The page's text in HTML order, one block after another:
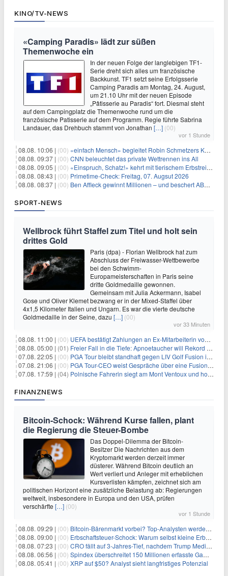
KINO/TV-NEWS
«Camping Paradis» lädt zur süßen
Themenwoche ein
In der neuen Folge der langlebigen TF1-
Serie dreht sich alles um französische
Backkunst. TF1 setzt seine Erfolgsserie
Camping Paradis am Montag, 24. August,
um 21.10 Uhr mit der neuen Episode
„Pâtisserie au Paradis“ fort. Diesmal steht
auf dem Campingplatz die Themenwoche rund um die
französische Patisserie auf dem Programm. Regie führte Sabrina
Landauer, das Drehbuch stammt von Jonathan […] (00)
vor 1 Stunde
08.08. 10:06 | (00) «einfach Mensch» begleitet Robin Schmetzers Kampf gegen eine seltene Krankheit
08.08. 09:37 | (00) CNN beleuchtet das private Wettrennen ins All
08.08. 09:05 | (00) «Einspruch, Schatz!» kehrt mit tierischem Erbstreit zurück
08.08. 08:43 | (00) Primetime-Check: Freitag, 07. Augsut 2026
08.08. 08:37 | (00) Ben Affleck gewinnt Millionen – und beschert ABC Top-Quoten
SPORT-NEWS
Wellbrock führt Staffel zum Titel und holt sein
drittes Gold
Paris (dpa) - Florian Wellbrock hat zum
Abschluss der Freiwasser-Wettbewerbe
bei den Schwimm-
Europameisterschaften in Paris seine
dritte Goldmedaille gewonnen.
Gemeinsam mit Julia Ackermann, Isabel
Gose und Oliver Klemet bezwang er in der Mixed-Staffel über
4x1,5 Kilometer Italien und Ungarn. Es war die vierte deutsche
Goldmedaille in der Seine, dazu […] (00)
vor 33 Minuten
08.08. 11:00 | (00) UEFA bestätigt Zahlungen an Ex-Mitarbeiterin von Infantino
08.08. 05:00 | (01) Freier Fall in die Tiefe: Apnoetaucher will Rekord brechen
07.08. 22:05 | (00) PGA Tour bleibt standhaft gegen LIV Golf Fusion in einem sich wandelnden Sportumfeld
07.08. 21:06 | (00) PGA Tour-CEO weist Gespräche über eine Fusion mit LIV Golf zurück und bekräftigt die Wettbewerbslandschaft
07.08. 17:59 | (04) Polnische Fahrerin siegt am Mont Ventoux und holt Tour-Gelb
FINANZNEWS
Bitcoin-Schock: Während Kurse fallen, plant
die Regierung die Steuer-Bombe
Das Doppel-Dilemma der Bitcoin-
Besitzer Die Nachrichten aus dem
Kryptomarkt werden derzeit immer
düsterer. Während Bitcoin deutlich an
Wert verliert und Anleger mit erheblichen
Kursverlisten kämpfen, zeichnet sich am
politischen Horizont eine zusätzliche Belastung ab: Regierungen
weltweit, insbesondere in Europa und den USA, prüfen
verschärfte […] (00)
vor 1 Stunde
08.08. 09:29 | (00) Bitcoin-Bärenmarkt vorbei? Top-Analysten werden optimistisch, aber die Geschichte sagt etwas anderes
08.08. 09:00 | (00) Erbschaftsteuer-Schock: Warum selbst kleine Erbschaften den Fiskus Millionen kosten
08.08. 07:23 | (00) CRO fällt auf 3-Jahres-Tief, nachdem Trump Media zwei große Crypto.com-Deals storniert
08.08. 06:56 | (00) Spindex überschreitet 150 Millionen erfasste Gaming-Ereignisse in Echtzeit-Datenpipeline
08.08. 05:41 | (00) XRP auf $50? Analyst sieht langfristiges Potenzial